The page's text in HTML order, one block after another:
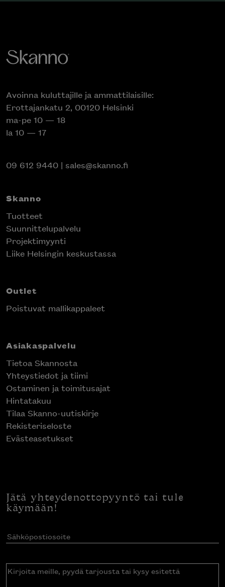
Avoinna kuluttajille ja ammattilaisille:
Erottajankatu 2, 00120 Helsinki
ma-pe 10 — 18
la 10 — 17
09 612 9440 | sales@skanno.fi
Skanno
Tuotteet
Suunnittelupalvelu
Projektimyynti
Liike Helsingin keskustassa
Outlet
Poistuvat mallikappaleet
Asiakaspalvelu
Tietoa Skannosta
Yhteystiedot ja tiimi
Ostaminen ja toimitusajat
Hintatakuu
Tilaa Skanno-uutiskirje
Rekisteriseloste
Evästeasetukset
Jätä yhteydenottopyyntö tai tule
käymään!
Sähköpostiosoite(Pakollinen)
Kirjoita